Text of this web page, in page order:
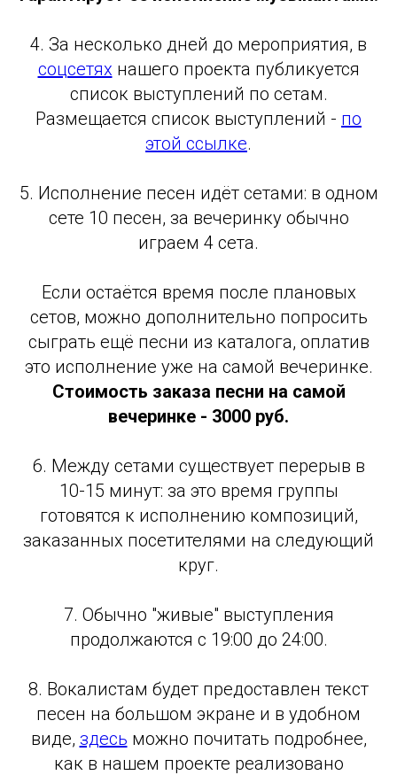
4. За несколько дней до мероприятия, в
соцсетях нашего проекта публикуется
список выступлений по сетам.
Размещается список выступлений - по
этой ссылке.
5. Исполнение песен идёт сетами: в одном
сете 10 песен, за вечеринку обычно
играем 4 сета.
Если остаётся время после плановых
сетов, можно дополнительно попросить
сыграть ещё песни из каталога, оплатив
это исполнение уже на самой вечеринке.
Стоимость заказа песни на самой
вечеринке - 3000 руб.
6. Между сетами существует перерыв в
10-15 минут: за это время группы
готовятся к исполнению композиций,
заказанных посетителями на следующий
круг.
7. Обычно "живые" выступления
продолжаются с 19:00 до 24:00.
8. Вокалистам будет предоставлен текст
песен на большом экране и в удобном
виде, здесь можно почитать подробнее,
как в нашем проекте реализовано